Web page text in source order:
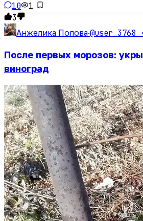
10
1
3
Анжелика Попова·@user_3768
После первых морозов:
виноград